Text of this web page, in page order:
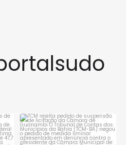
...
TCM rejeita pedido de
suspensão de licitação da...
1 0